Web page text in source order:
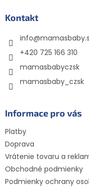
Kontakt
info@
+420 725 166 310
mamasbabyczsk
mamasbaby_czsk
Informace pro vás
Platby
Doprava
Vrátenie tovaru a
Obchodné podmienky
Podmienky ochrany